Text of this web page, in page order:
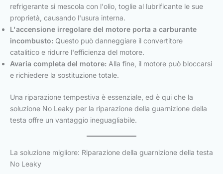
refrigerante si mescola con l'olio, toglie al lubrificante le sue
proprietà, causando l'usura interna.
L'accensione irregolare del motore porta a carburante
incombusto: Questo può danneggiare il convertitore
catalitico e ridurre l'efficienza del motore.
Avaria completa del motore: Alla fine, il motore può bloccarsi
e richiedere la sostituzione totale.
Una riparazione tempestiva è essenziale, ed è qui che la
soluzione No Leaky per la riparazione della guarnizione della
testa offre un vantaggio ineguagliabile.
La soluzione migliore: Riparazione della guarnizione della testa
No Leaky